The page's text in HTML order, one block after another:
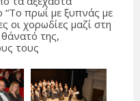
πρωί με ξυπνάς με
οι χορωδίες μαζί στη
της,
τους